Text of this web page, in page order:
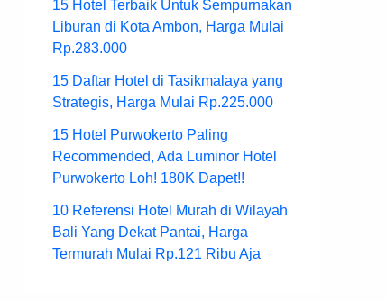
15 Hotel Terbaik Untuk Sempurnakan
Liburan di Kota Ambon, Harga Mulai
Rp.283.000
15 Daftar Hotel di Tasikmalaya yang
Strategis, Harga Mulai Rp.225.000
15 Hotel Purwokerto Paling
Recommended, Ada Luminor Hotel
Purwokerto Loh! 180K Dapet!!
10 Referensi Hotel Murah di Wilayah
Bali Yang Dekat Pantai, Harga
Termurah Mulai Rp.121 Ribu Aja